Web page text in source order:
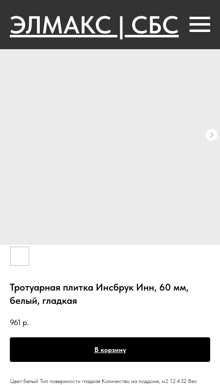
ЭЛМАКС | СБС
Тротуарная плитка Инсбрук Инн, 60 мм,
белый, гладкая
961 р.
В корзину
Цвет белый Тип поверхности гладкая Количество на поддоне, м2 12.432 Вес